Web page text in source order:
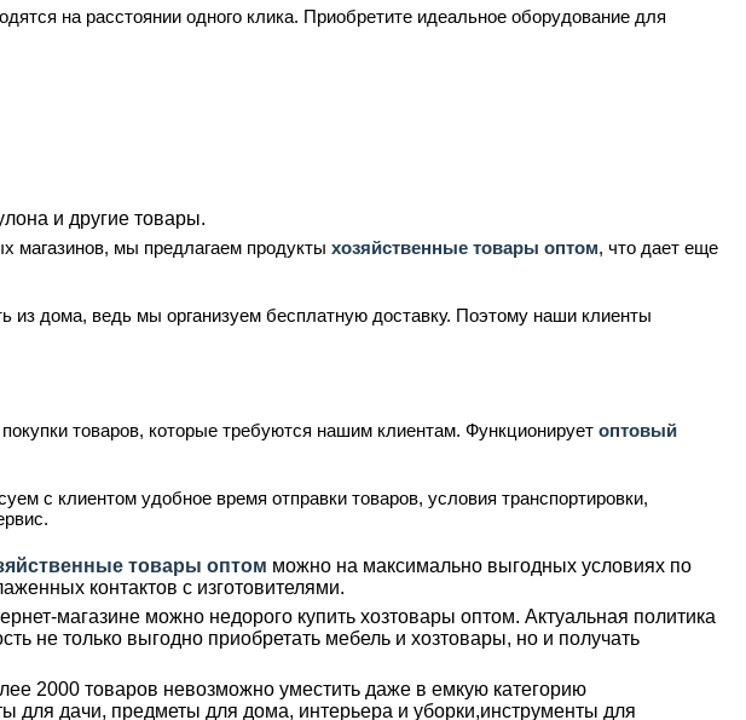
на расстоянии одного клика. Приобретите идеальное оборудование для
и другие товары.
магазинов, мы предлагаем продукты хозяйственные товары оптом, что дает еще
из дома, ведь мы организуем бесплатную доставку. Поэтому наши клиенты
товаров, которые требуются нашим клиентам. Функционирует оптовый
с клиентом удобное время отправки товаров, условия транспортировки,
товары оптом можно на максимально выгодных условиях по
контактов с изготовителями.
магазине можно недорого купить хозтовары оптом. Актуальная политика
не только выгодно приобретать мебель и хозтовары, но и получать
2000 товаров невозможно уместить даже в емкую категорию
для дачи, предметы для дома, интерьера и уборки,инструменты для